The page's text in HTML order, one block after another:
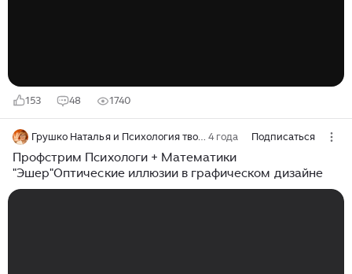
153 48 1740
Грушко Наталья и Психология творчества 4 года Подписаться
Профстрим Психологи + Математики
"Эшер"Оптические иллюзии в графическом дизайне